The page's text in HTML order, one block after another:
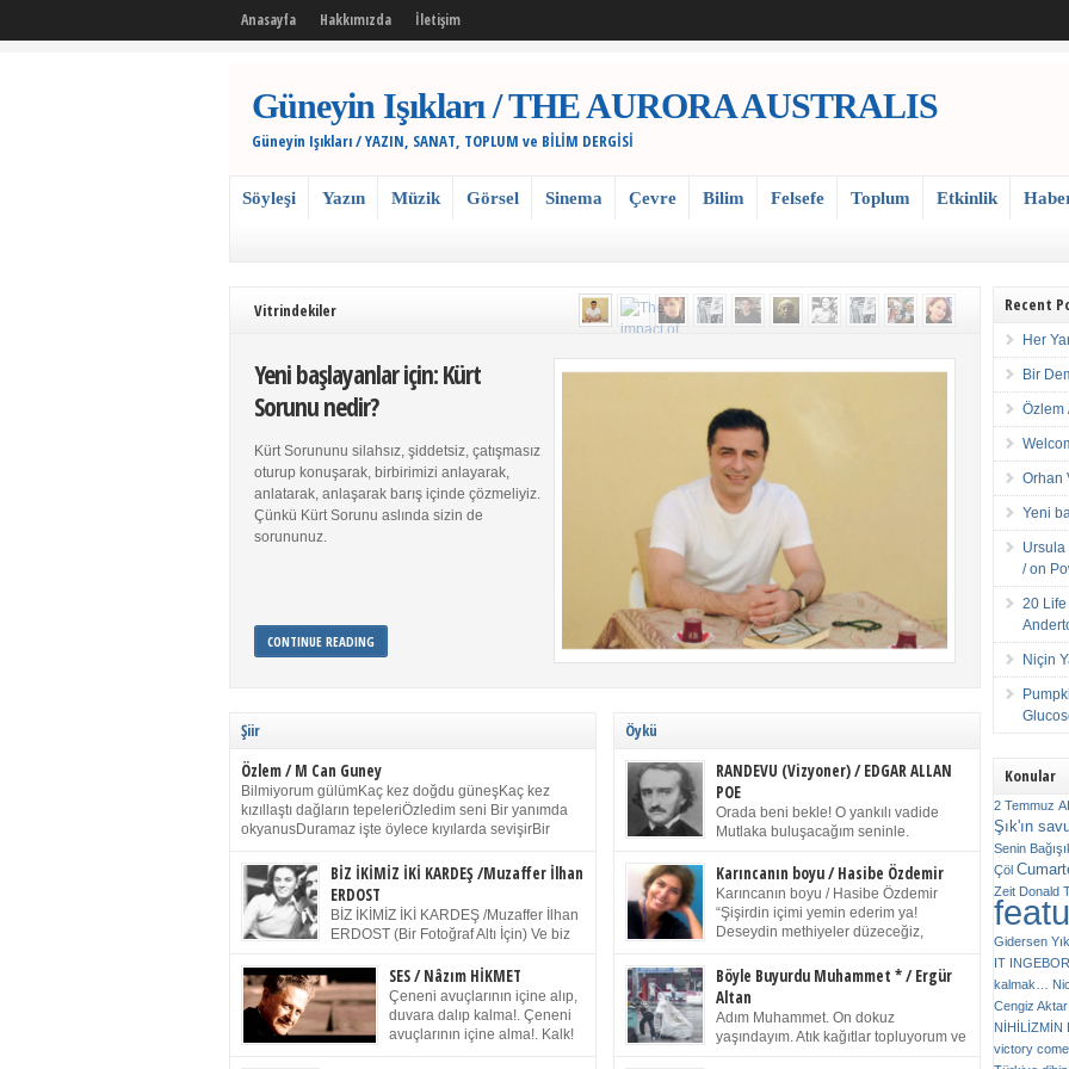
Anasayfa Hakkımızda İletişim
Güneyin Işıkları / THE AURORA AUSTRALIS
Güneyin Işıkları / YAZIN, SANAT, TOPLUM ve BİLİM DERGİSİ
Söyleşi Yazın Müzik Görsel Sinema Çevre Bilim Felsefe Toplum Etkinlik
Vitrindekiler
Yeni başlayanlar için: Kürt
Sorunu nedir?
Kürt Sorununu silahsız, şiddetsiz, çatışmasız
oturup konuşarak, birbirimizi anlayarak,
anlatarak, anlaşarak barış içinde çözmeliyiz.
Çünkü Kürt Sorunu aslında sizin de
sorununuz.
CONTINUE READING
Şiir
Özlem / M Can Guney
Bilmiyorum gülümKaç kez doğdu güneşKaç kez
kızıllaştı dağların tepeleriÖzledim seni Bir yanımda
okyanusDuramaz işte öylece kıyılarda sevişirBir
dururSokulur yalnızlığıma kokun olur Gözlerim bir
buruk gülümsemeDudağımda buğusu
öpüşlerinGeceler boyuÖzledim seni 2004 Haziran
Sydney / Toplumsal Kaynak / Memduh Güney
BİZ İKİMİZ İKİ KARDEŞ /Muzaffer İlhan
ERDOST
BİZ İKİMİZ İKİ KARDEŞ /Muzaffer İlhan
ERDOST (Bir Fotoğraf Altı İçin) Ve biz
Duracağız Fotoğrafımızda durduğumuz gibi Benim
ellerimde kelepçe Yüzümde yapay bir gülüş
(Kelepçeyi yadırgamanın gülüşü belki İlk kez olduğu
için Sonra alıştım Ve unuttum sonra kelepçeyi
SES / Nâzım HİKMET
Çeneni avuçlarının içine alıp,
duvara dalıp kalma!. Çeneni
avuçlarının içine alma!. Kalk!
Öykü
RANDEVU (Vizyoner) / EDGAR ALLAN
POE
Orada beni bekle! O yankılı vadide
Mutlaka buluşacağım seninle.
karısının ölümü üstüne yazdığı ağıt.) Talihsiz ve
gizemli adam! – Sen ki kendi hayal gücünün
parlaklığıyla afalladın, gençliğinin alevleri arasına
düştün! Hayalimde seni tekrar görüyorum! Bir kez
olduğun gibi değil soğuk vadide ve gölgelerin […]
Karıncanın boyu / Hasibe Özdemir
Karıncanın boyu / Hasibe Özdemir
“Şişirdin içimi yemin ederim ya!
Deseydin methiyeler düzeceğiz,
titriyor. “Sana gel demedim kızım.” diyorum sakince.
“Takıldın peşime madem, ne duyarsan
katlanacaksın.” Bir sigara yakıyor. Başını yana yatırıp,
bezmiş annelerin yılgın bakışıyla süzüyor beni.
Kaşlarımı kaldırıp ona bakıyorum ben de. Pes ediyor.
Böyle Buyurdu Muhammet * / Ergür
Altan
Adım Muhammet. On dokuz
yaşındayım. Atık kağıtlar topluyorum ve
Recent
Her
Bir
Özlem
Orhan
Yeni
Ursula
/ on
20
Niçin
Konular
2 Temmuz
Şık'ın
Senin
Çöl
Zeit Donald
Gidersen
IT
kalmak…
Cengiz Aktar
NİHİLİZMİN
victory